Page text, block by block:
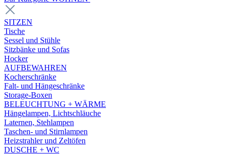
SITZEN
Tische
Sessel und Stühle
Sitzbänke und Sofas
Hocker
AUFBEWAHREN
Kocherschränke
Falt- und Hängeschränke
Storage-Boxen
BELEUCHTUNG + WÄRME
Hängelampen, Lichtschläuche
Laternen, Stehlampen
Taschen- und Stirnlampen
Heizstrahler und Zeltöfen
DUSCHE + WC